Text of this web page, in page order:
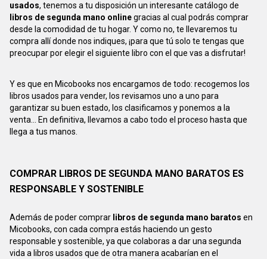
usados, tenemos a tu disposición un interesante catálogo de
libros de segunda mano onlinegracias al cual podrás comprar
desde la comodidad de tu hogar. Y como no, te llevaremos tu
compra allí donde nos indiques, ¡para que tú solo te tengas que
preocupar por elegir el siguiente libro con el que vas a disfrutar!
Y es que en Micobooks nos encargamos de todo: recogemos los
libros usados para vender, los revisamos uno a uno para
garantizar su buen estado, los clasificamos y ponemos a la
venta... En definitiva, llevamos a cabo todo el proceso hasta que
llega a tus manos.
COMPRAR LIBROS DE SEGUNDA MANO BARATOS ES
RESPONSABLE Y SOSTENIBLE
Además de poder comprar libros de segunda mano baratos en
Micobooks, con cada compra estás haciendo un gesto
responsable y sostenible, ya que colaboras a dar una segunda
vida a libros usados que de otra manera acabarían en el